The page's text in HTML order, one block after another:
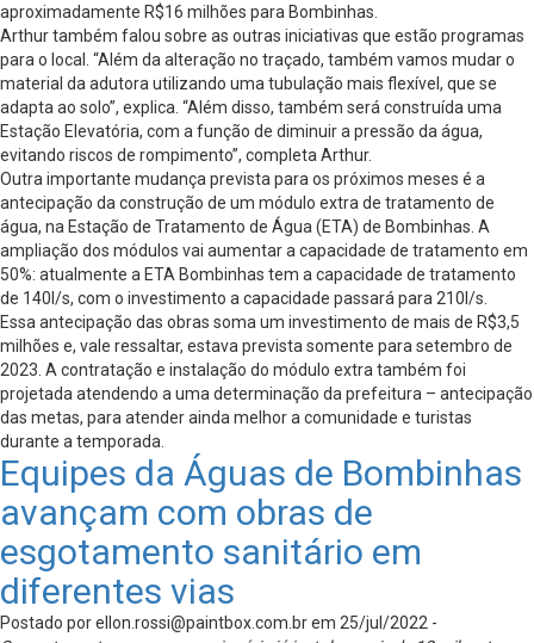
aproximadamente R$16 milhões para Bombinhas.
Arthur também falou sobre as outras iniciativas que estão programas
para o local. “Além da alteração no traçado, também vamos mudar o
material da adutora utilizando uma tubulação mais flexível, que se
adapta ao solo”, explica. “Além disso, também será construída uma
Estação Elevatória, com a função de diminuir a pressão da água,
evitando riscos de rompimento”, completa Arthur.
Outra importante mudança prevista para os próximos meses é a
antecipação da construção de um módulo extra de tratamento de
água, na Estação de Tratamento de Água (ETA) de Bombinhas. A
ampliação dos módulos vai aumentar a capacidade de tratamento em
50%: atualmente a ETA Bombinhas tem a capacidade de tratamento
de 140l/s, com o investimento a capacidade passará para 210l/s.
Essa antecipação das obras soma um investimento de mais de R$3,5
milhões e, vale ressaltar, estava prevista somente para setembro de
2023. A contratação e instalação do módulo extra também foi
projetada atendendo a uma determinação da prefeitura – antecipação
das metas, para atender ainda melhor a comunidade e turistas
durante a temporada.
Equipes da Águas de Bombinhas
avançam com obras de
esgotamento sanitário em
diferentes vias
Postado porellon.rossi@paintbox.com.brem 25/jul/2022 -